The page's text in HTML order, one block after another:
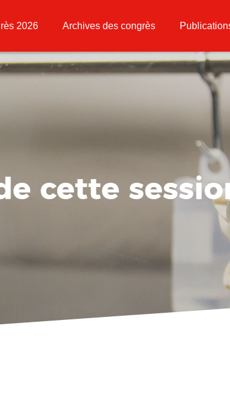
2026 Archives des congrès
cette